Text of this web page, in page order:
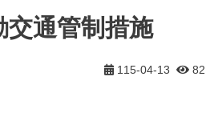
交通管制措施
115-04-13 82